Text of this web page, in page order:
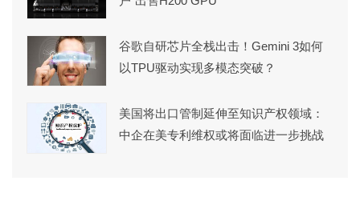
谷歌自研芯片全栈出击！Gemini 3如何
以TPU驱动实现多模态突破？
美国将出口管制延伸至知识产权领域：
中企在美专利维权或将面临进一步挑战